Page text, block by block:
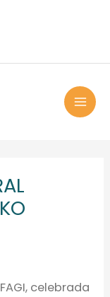
celebrada